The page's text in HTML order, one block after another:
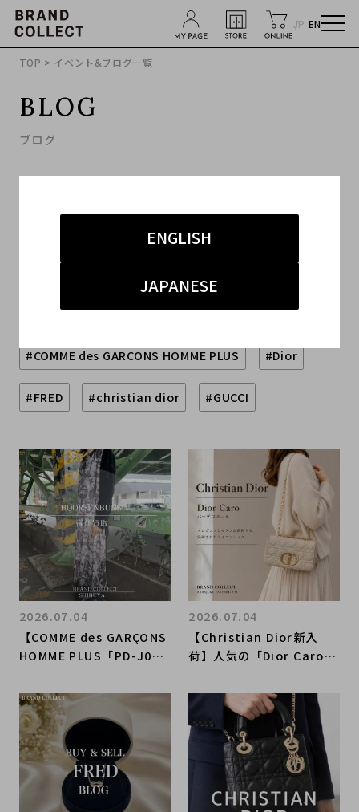
JP EN
ENGLISH
JAPANESE
TOP > イベント&ブログ一覧
BLOG
ブログ
キーワードから探す
#COMME des GARCONS HOMME PLUS #Dior
#FRED #christian dior #GUCCI
【COMME des GARÇONS
HOMME PLUS「PD-J05
トーン総柄を主役にしたモ
ードコーデ紹介｜ブランド
コレクト渋谷店
2026.07.04
【Christian Dior新入
荷】人気の「Dior Caro」
入荷！
2026.07.04